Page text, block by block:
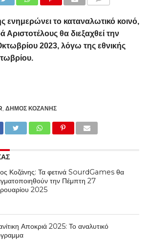
ενημερώνει το καταναλωτικό κοινό,
Αριστοτέλους θα διεξαχθεί την
2023, λόγω της εθνικής
ΔΉΜΟΣ ΚΟΖΆΝΗΣ
Κοζάνης: Τα φετινά SourdGames θα
την Πέμπτη 27
2025
Αποκριά 2025: Το αναλυτικό